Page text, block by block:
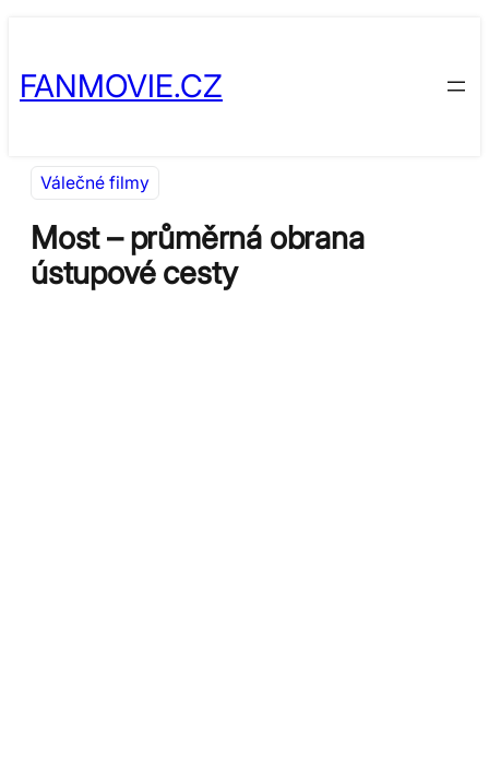
obsah
content
FANMOVIE.CZ
Válečné filmy
Most – průměrná obrana
ústupové cesty